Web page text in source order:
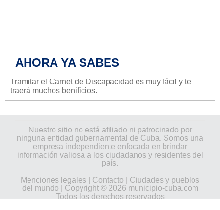
AHORA YA SABES
Tramitar el Carnet de Discapacidad es muy fácil y te
traerá muchos benificios.
Nuestro sitio no está afiliado ni patrocinado por
ninguna entidad gubernamental de Cuba. Somos una
empresa independiente enfocada en brindar
información valiosa a los ciudadanos y residentes del
país.
Menciones legales
Contacto
Ciudades y pueblos
del mundo | Copyright © 2026 municipio-cuba.com
Todos los derechos reservados